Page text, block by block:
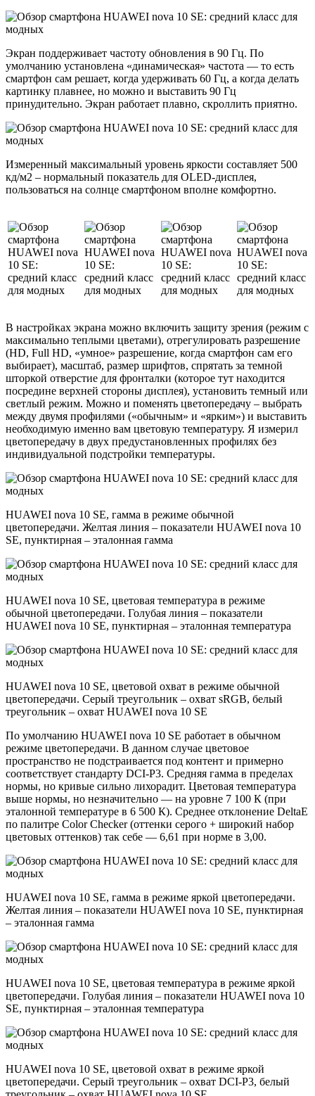
Экран поддерживает частоту обновления в 90 Гц. По
умолчанию установлена «динамическая» частота — то есть
смартфон сам решает, когда удерживать 60 Гц, а когда делать
картинку плавнее, но можно и выставить 90 Гц
принудительно. Экран работает плавно, скроллить приятно.
Измеренный максимальный уровень яркости составляет 500
кд/м2 – нормальный показатель для OLED-дисплея,
пользоваться на солнце смартфоном вполне комфортно.
В настройках экрана можно включить защиту зрения (режим с
максимально теплыми цветами), отрегулировать разрешение
(HD, Full HD, «умное» разрешение, когда смартфон сам его
выбирает), масштаб, размер шрифтов, спрятать за темной
шторкой отверстие для фронталки (которое тут находится
посредине верхней стороны дисплея), установить темный или
светлый режим. Можно и поменять цветопередачу – выбрать
между двумя профилями («обычным» и «ярким») и выставить
необходимую именно вам цветовую температуру. Я измерил
цветопередачу в двух предустановленных профилях без
индивидуальной подстройки температуры.
HUAWEI nova 10 SE, гамма в режиме обычной
цветопередачи. Желтая линия – показатели HUAWEI nova 10
SE, пунктирная – эталонная гамма
HUAWEI nova 10 SE, цветовая температура в режиме
обычной цветопередачи. Голубая линия – показатели
HUAWEI nova 10 SE, пунктирная – эталонная температура
HUAWEI nova 10 SE, цветовой охват в режиме обычной
цветопередачи. Серый треугольник – охват sRGB, белый
треугольник – охват HUAWEI nova 10 SE
По умолчанию HUAWEI nova 10 SE работает в обычном
режиме цветопередачи. В данном случае цветовое
пространство не подстраивается под контент и примерно
соответствует стандарту DCI-P3. Средняя гамма в пределах
нормы, но кривые сильно лихорадит. Цветовая температура
выше нормы, но незначительно — на уровне 7 100 К (при
эталонной температуре в 6 500 К). Среднее отклонение DeltaE
по палитре Color Checker (оттенки серого + широкий набор
цветовых оттенков) так себе — 6,61 при норме в 3,00.
HUAWEI nova 10 SE, гамма в режиме яркой цветопередачи.
Желтая линия – показатели HUAWEI nova 10 SE, пунктирная
– эталонная гамма
HUAWEI nova 10 SE, цветовая температура в режиме яркой
цветопередачи. Голубая линия – показатели HUAWEI nova 10
SE, пунктирная – эталонная температура
HUAWEI nova 10 SE, цветовой охват в режиме яркой
цветопередачи. Серый треугольник – охват DCI-P3, белый